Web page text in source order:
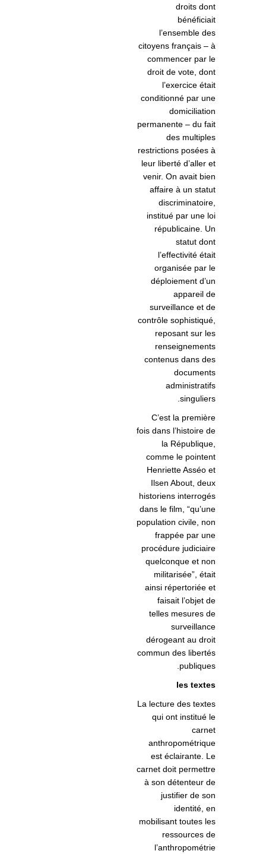
droits dont
bénéficiait
l’ensemble des
citoyens français – à
commencer par le
droit de vote, dont
l’exercice était
conditionné par une
domiciliation
permanente – du fait
des multiples
restrictions posées à
leur liberté d’aller et
venir. On avait bien
affaire à un statut
discriminatoire,
institué par une loi
républicaine. Un
statut dont
l’effectivité était
organisée par le
déploiement d’un
appareil de
surveillance et de
contrôle sophistiqué,
reposant sur les
renseignements
contenus dans des
documents
administratifs
singuliers.
C’est la première
fois dans l’histoire de
la République,
comme le pointent
Henriette Asséo et
Ilsen About, deux
historiens interrogés
dans le film, “qu’une
population civile, non
frappée par une
procédure judiciaire
quelconque et non
militarisée”, était
ainsi répertoriée et
faisait l’objet de
telles mesures de
surveillance
dérogeant au droit
commun des libertés
publiques.
les textes
La lecture des textes
qui ont institué le
carnet
anthropométrique
est éclairante. Le
carnet doit permettre
à son détenteur de
justifier de son
identité, en
mobilisant toutes les
ressources de
l’anthropométrie